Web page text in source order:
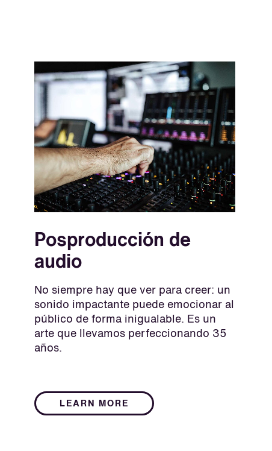
Posproducción de
audio
No siempre hay que ver para creer: un
sonido impactante puede emocionar al
público de forma inigualable. Es un
arte que llevamos perfeccionando 35
años.
LEARN MORE